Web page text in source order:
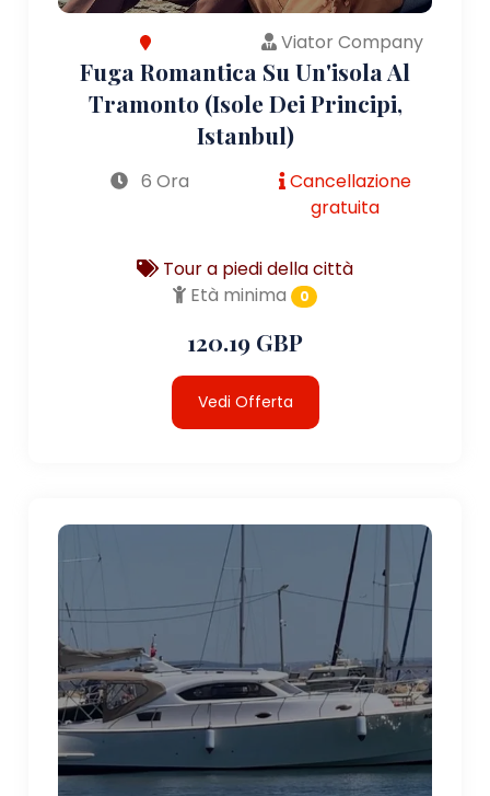
Viator Company
Fuga Romantica Su Un'isola Al
Tramonto (Isole Dei Principi,
Istanbul)
6 Ora
Cancellazione
gratuita
Tour a piedi della città
Età minima
0
120.19 GBP
Vedi Offerta